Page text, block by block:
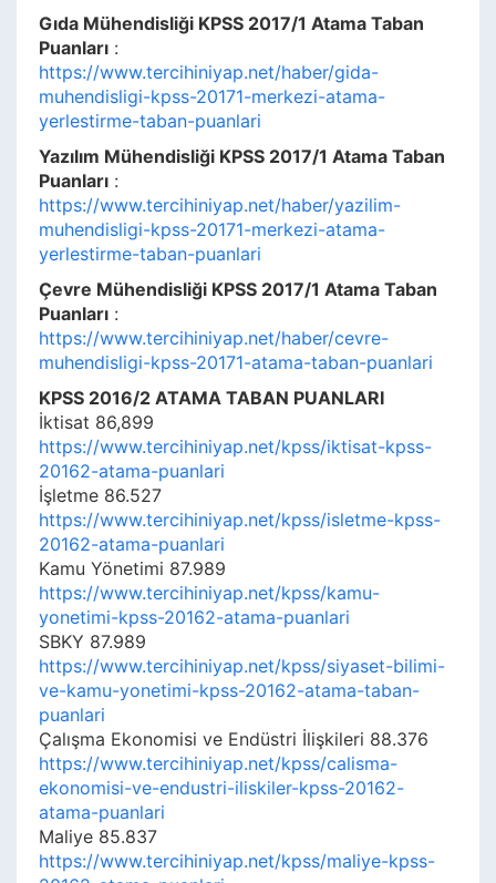
Gıda Mühendisliği KPSS 2017/1 Atama Taban
Puanları :
https://www.tercihiniyap.net/haber/gida-
muhendisligi-kpss-20171-merkezi-atama-
yerlestirme-taban-puanlari
Yazılım Mühendisliği KPSS 2017/1 Atama Taban
Puanları :
https://www.tercihiniyap.net/haber/yazilim-
muhendisligi-kpss-20171-merkezi-atama-
yerlestirme-taban-puanlari
Çevre Mühendisliği KPSS 2017/1 Atama Taban
Puanları :
https://www.tercihiniyap.net/haber/cevre-
muhendisligi-kpss-20171-atama-taban-puanlari
KPSS 2016/2 ATAMA TABAN PUANLARI
İktisat 86,899
https://www.tercihiniyap.net/kpss/iktisat-kpss-
20162-atama-puanlari
İşletme 86.527
https://www.tercihiniyap.net/kpss/isletme-kpss-
20162-atama-puanlari
Kamu Yönetimi 87.989
https://www.tercihiniyap.net/kpss/kamu-
yonetimi-kpss-20162-atama-puanlari
SBKY 87.989
https://www.tercihiniyap.net/kpss/siyaset-bilimi-
ve-kamu-yonetimi-kpss-20162-atama-taban-
puanlari
Çalışma Ekonomisi ve Endüstri İlişkileri 88.376
https://www.tercihiniyap.net/kpss/calisma-
ekonomisi-ve-endustri-iliskiler-kpss-20162-
atama-puanlari
Maliye 85.837
https://www.tercihiniyap.net/kpss/maliye-kpss-